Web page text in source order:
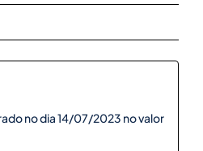
no dia 14/07/2023 no valor